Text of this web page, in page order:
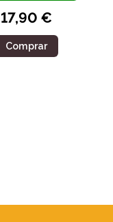
17,90 €
Comprar